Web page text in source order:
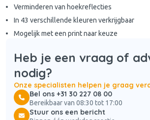
Verminderen van hoekreflecties
In 43 verschillende kleuren verkrijgbaar
Mogelijk met een print naar keuze
Heb je een vraag of
nodig?
Onze specialisten helpen je graag
Bel ons +31 30 227 08 00
Bereikbaar van 08:30 tot 17:00
Stuur ons een bericht